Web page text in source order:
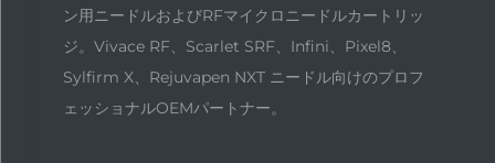
ン用ニードルおよびRFマイクロニードルカートリッ
ジ。Vivace RF、Scarlet SRF、Infini、Pixel8、
Sylfirm X、Rejuvapen NXT ニードル向けのプロフ
ェッショナルOEMパートナー。